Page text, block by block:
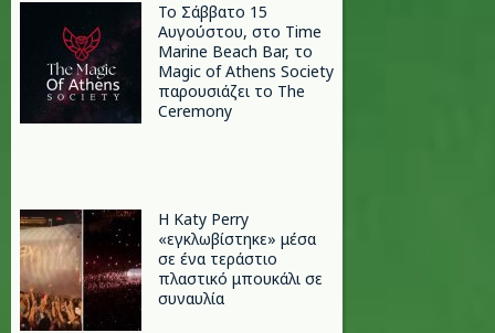
Το Σάββατο 15
Αυγούστου, στο Time
Marine Beach Bar, το
Magic of Athens Society
παρουσιάζει το The
Ceremony
H Katy Perry
«εγκλωβίστηκε» μέσα
σε ένα τεράστιο
πλαστικό μπουκάλι σε
συναυλία